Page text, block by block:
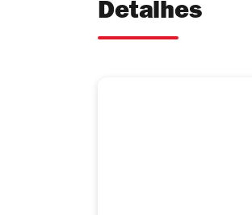
Detalhes